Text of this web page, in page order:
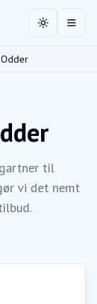
ToggleÅbn
Odder
til
vi det nemt